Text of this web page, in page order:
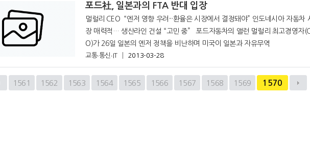
포드社, 일본과의 FTA 반대 입장
멀럴리 CEO “엔저 영향 우려···환율은 시장에서 결정돼야” 인도네시아 자동차 시
장 매력적… 생산라인 건설 “고민 중” 포드자동차의 앨런 멀럴리 최고경영자(CE
O)가 26일 일본의 엔저 정책을 비난하며 미국이 일본과 자유무역
교통∙통신∙IT 2013-03-28
1561 1562 1563 1564 1565 1566 1567 1568 1569 1570
다음